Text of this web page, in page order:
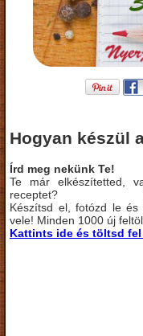
Hogyan készül
Írd meg nekünk Te!
Te már elkészítetted,
receptet?
Készítsd el, fotózd le és
vele! Minden 1000 új
Kattints ide és töltsd